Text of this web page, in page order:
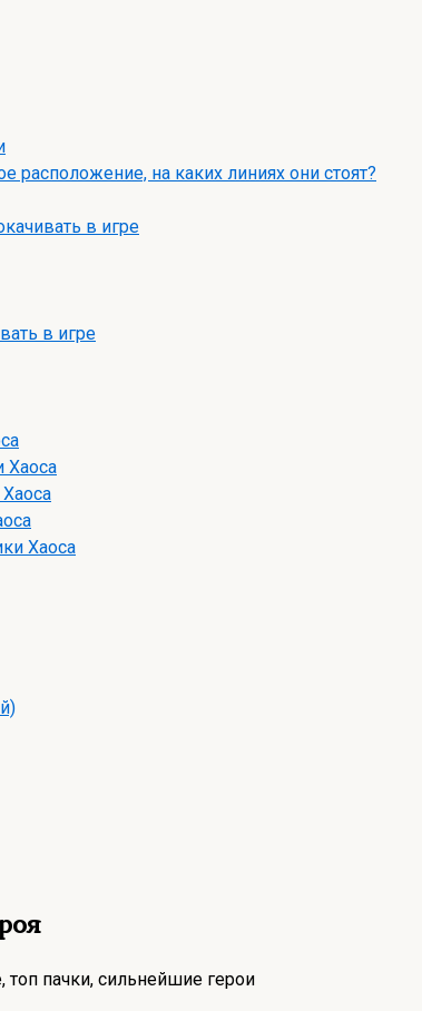
расположение, на каких линиях они стоят?
в игре
в игре
Хаоса
Хаоса